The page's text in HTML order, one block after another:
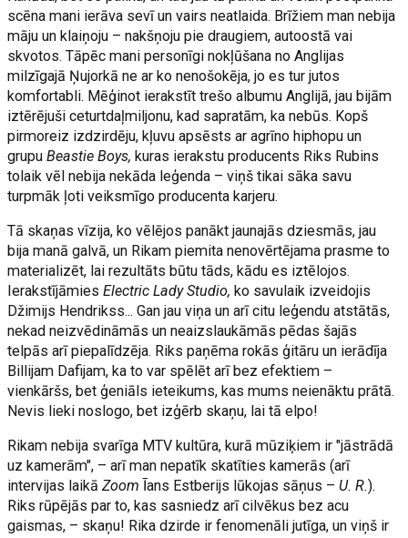
scēna mani ierāva sevī un vairs neatlaida. Brīžiem man nebija
māju un klaiņoju – nakšņoju pie draugiem, autoostā vai
skvotos. Tāpēc mani personīgi nokļūšana no Anglijas
milzīgajā Ņujorkā ne ar ko nenošokēja, jo es tur jutos
komfortabli. Mēģinot ierakstīt trešo albumu Anglijā, jau bijām
iztērējuši ceturtdaļmiljonu, kad sapratām, ka nebūs. Kopš
pirmoreiz izdzirdēju, kļuvu apsēsts ar agrīno hiphopu un
grupuBeastie Boys, kuras ierakstu producents Riks Rubins
tolaik vēl nebija nekāda leģenda – viņš tikai sāka savu
turpmāk ļoti veiksmīgo producenta karjeru.
Tā skaņas vīzija, ko vēlējos panākt jaunajās dziesmās, jau
bija manā galvā, un Rikam piemita nenovērtējama prasme to
materializēt, lai rezultāts būtu tāds, kādu es iztēlojos.
Ierakstījāmies Electric Lady Studio, ko savulaik izveidojis
Džimijs Hendrikss... Gan jau viņa un arī citu leģendu atstātās,
nekad neizvēdināmās un neaizslaukāmās pēdas šajās
telpās arī piepalīdzēja. Riks paņēma rokās ģitāru un ierādīja
Billijam Dafijam, ka to var spēlēt arī bez efektiem –
vienkāršs, bet ģeniāls ieteikums, kas mums neienāktu prātā.
Nevis lieki noslogo, bet izģērb skaņu, lai tā elpo!
Rikam nebija svarīga MTV kultūra, kurā mūziķiem ir "jāstrādā
uz kamerām", – arī man nepatīk skatīties kamerās (arī
intervijas laikāZoom Īans Estberijs lūkojas sāņus – U. R.).
Riks rūpējās par to, kas sasniedz arī cilvēkus bez acu
gaismas, – skaņu! Rika dzirde ir fenomenāli jutīga, un viņš ir